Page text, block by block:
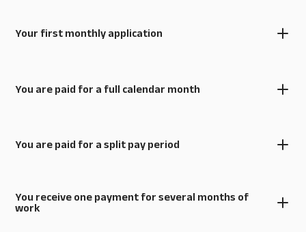
Your first monthly application
You are paid for a full calendar month
You are paid for a split pay period
You receive one payment for several months of
work